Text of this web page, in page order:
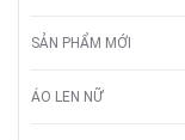
SẢN PHẨM MỚI
ÁO LEN NỮ